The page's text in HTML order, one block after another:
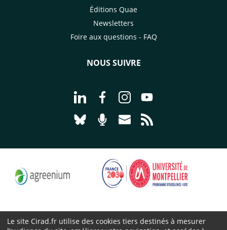
Éditions Quae
Newsletters
Foire aux questions - FAQ
NOUS SUIVRE
Aller à la page Nous suivre sur
Aller à la page Nous suivre sur
Aller à la page Nous
Aller à la page
Aller à la page Nous suivre sur
Aller à la page Nourrir le
Aller à la page Nous
Le site Cirad.fr utilise des cookies tiers destinés à mesurer